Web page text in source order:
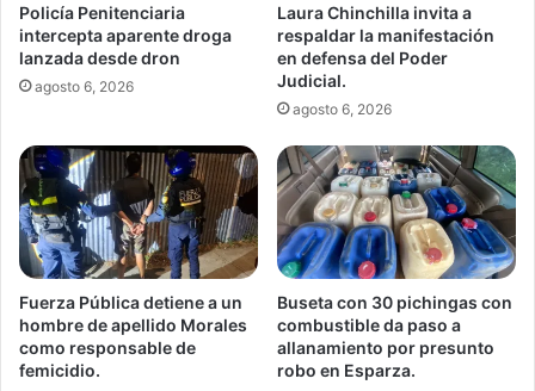
Policía Penitenciaria
intercepta aparente droga
lanzada desde dron
agosto 6, 2026
Laura Chinchilla invita a
respaldar la manifestación
en defensa del Poder
Judicial.
agosto 6, 2026
Fuerza Pública detiene a un
hombre de apellido Morales
como responsable de
femicidio.
Buseta con 30 pichingas con
combustible da paso a
allanamiento por presunto
robo en Esparza.